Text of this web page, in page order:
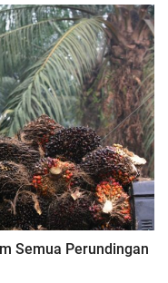
Semua Perundingan